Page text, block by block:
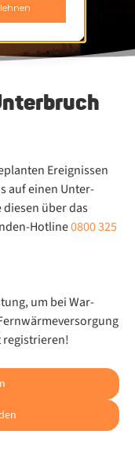
Er­eig­nis­sen
auf ei­nen Un­ter­
über das
Hot­line0800 325
um bei War­